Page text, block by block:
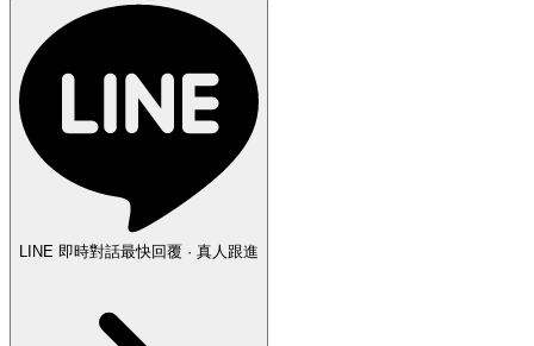
LINE 即時對話最快回覆 · 真人跟進